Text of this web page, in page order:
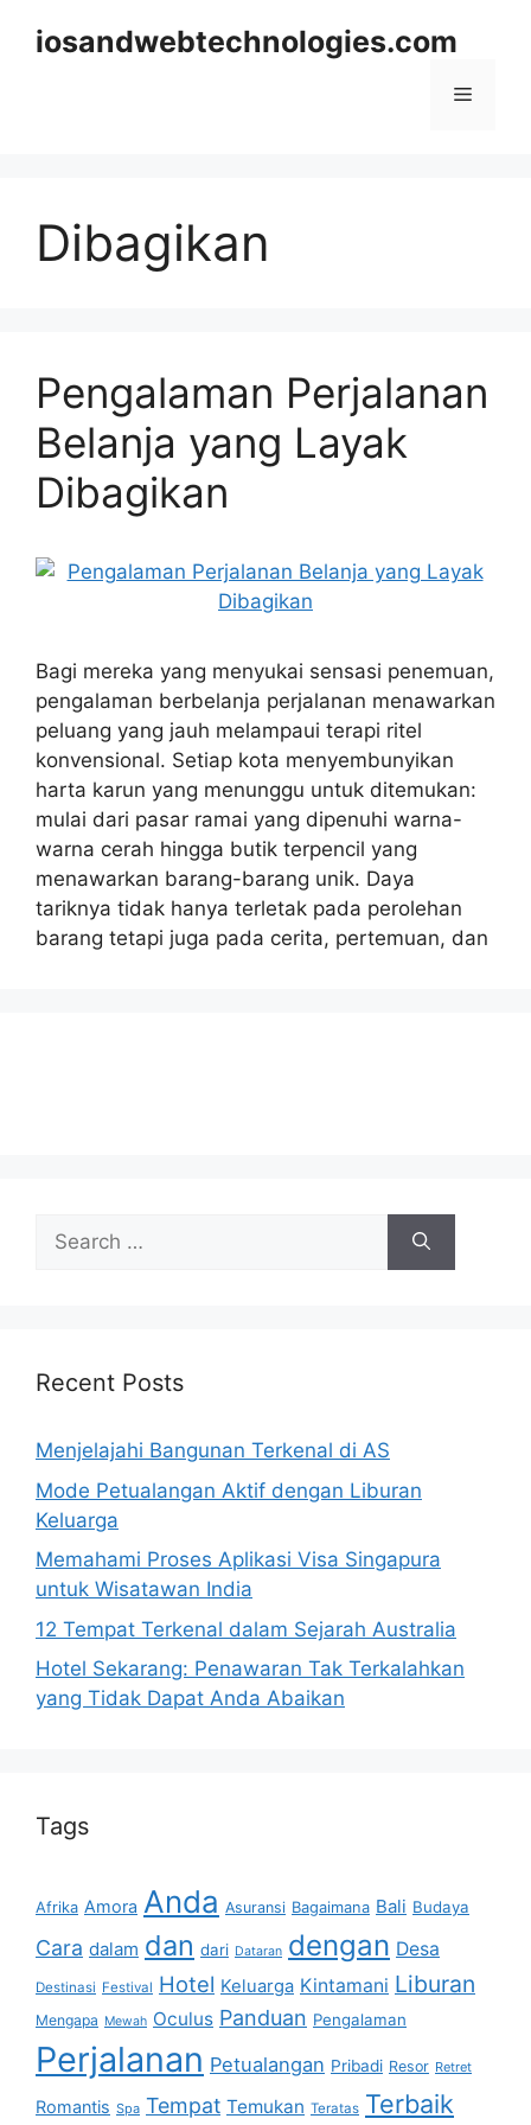
iosandwebtechnologies.com
Menu
Dibagikan
Pengalaman Perjalanan
Belanja yang Layak
Dibagikan
Bagi mereka yang menyukai sensasi penemuan,
pengalaman berbelanja perjalanan menawarkan
peluang yang jauh melampaui terapi ritel
konvensional. Setiap kota menyembunyikan
harta karun yang menunggu untuk ditemukan:
mulai dari pasar ramai yang dipenuhi warna-
warna cerah hingga butik terpencil yang
menawarkan barang-barang unik. Daya
tariknya tidak hanya terletak pada perolehan
barang tetapi juga pada cerita, pertemuan, dan
Search
for:
Recent Posts
Menjelajahi Bangunan Terkenal di AS
Mode Petualangan Aktif dengan Liburan
Keluarga
Memahami Proses Aplikasi Visa Singapura
untuk Wisatawan India
12 Tempat Terkenal dalam Sejarah Australia
Hotel Sekarang: Penawaran Tak Terkalahkan
yang Tidak Dapat Anda Abaikan
Tags
Afrika Amora Anda Asuransi Bagaimana Bali Budaya
Cara dalam dan dari Dataran dengan Desa
Destinasi Festival Hotel Keluarga Kintamani Liburan
Mengapa Mewah Oculus Panduan Pengalaman
Perjalanan Petualangan Pribadi Resor Retret
Romantis Spa Tempat Temukan Teratas Terbaik